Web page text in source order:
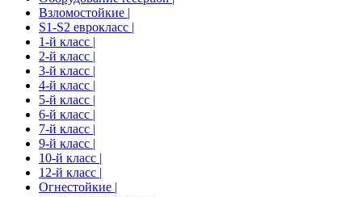
Взломостойкие |
S1-S2 еврокласс |
1-й класс |
2-й класс |
3-й класс |
4-й класс |
5-й класс |
6-й класс |
7-й класс |
9-й класс |
10-й класс |
12-й класс |
Огнестойкие |